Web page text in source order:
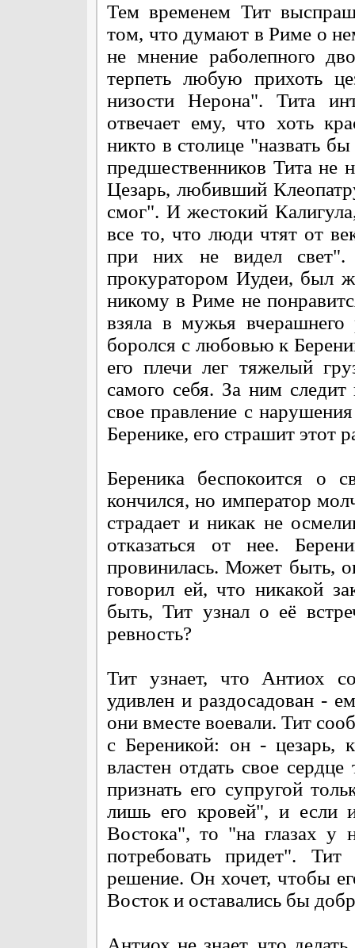
Тем временем Тит
том, что думают в Риме о
не мнение раболепного
терпеть любую прихоть
низости Нерона". Тита
отвечает ему, что хоть
никто в столице "назвать
предшественников Тита
Цезарь, любивший
смог". И жестокий
все то, что люди чтят от
при них не видел
прокуратором Иудеи, был
никому в Риме не
взяла в мужья вчерашнего
боролся с любовью к
его плечи лег тяжелый
самого себя. За ним
свое правление с
Беренике, его страшит этот
Береника беспокоится о
кончился, но император
страдает и никак не
отказаться от нее.
провинилась. Может быть,
говорил ей, что никакой
быть, Тит узнал о её
ревность?
Тит узнает, что Антиох
удивлен и раздосадован -
они вместе воевали. Тит
с Береникой: он - цезарь,
властен отдать свое
признать его супругой
лишь его кровей", и если
Востока", то "на глазах у
потребовать придет".
решение. Он хочет, чтобы
Восток и оставались бы